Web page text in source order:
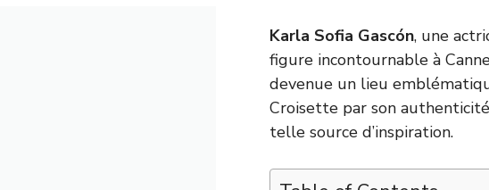
Karla Sofia Gascón, une
figure incontournable à
devenue un lieu
Croisette par son
telle source d’inspiration.